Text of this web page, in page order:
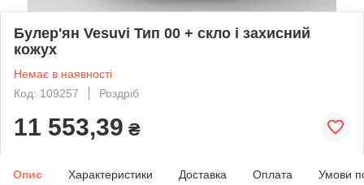
Булер'ян Vesuvi Тип 00 + скло і захисний
кожух
Немає в наявності
Код: 109257
Роздріб
11 553,39 ₴
Опис Характеристики Доставка Оплата Умови